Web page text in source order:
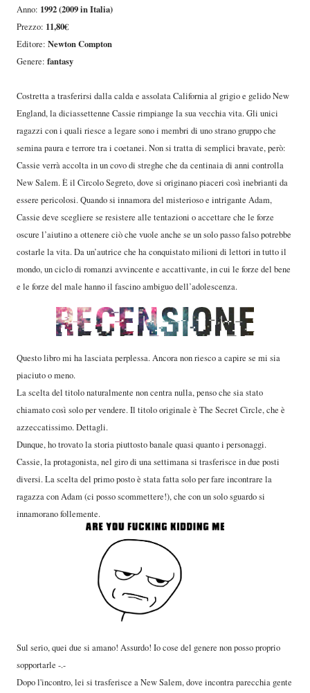
Anno: 1992 (2009 in Italia)
Prezzo: 11,80€
Editore: Newton Compton
Genere: fantasy
Costretta a trasferirsi dalla calda e assolata California al grigio e gelido New
England, la diciassettenne Cassie rimpiange la sua vecchia vita. Gli unici
ragazzi con i quali riesce a legare sono i membri di uno strano gruppo che
semina paura e terrore tra i coetanei. Non si tratta di semplici bravate, però:
Cassie verrà accolta in un covo di streghe che da centinaia di anni controlla
New Salem. È il Circolo Segreto, dove si originano piaceri così inebrianti da
essere pericolosi. Quando si innamora del misterioso e intrigante Adam,
Cassie deve scegliere se resistere alle tentazioni o accettare che le forze
oscure l’aiutino a ottenere ciò che vuole anche se un solo passo falso potrebbe
costarle la vita. Da un’autrice che ha conquistato milioni di lettori in tutto il
mondo, un ciclo di romanzi avvincente e accattivante, in cui le forze del bene
e le forze del male hanno il fascino ambiguo dell’adolescenza.
Questo libro mi ha lasciata perplessa. Ancora non riesco a capire se mi sia
piaciuto o meno.
La scelta del titolo naturalmente non centra nulla, penso che sia stato
chiamato così solo per vendere. Il titolo originale è The Secret Circle, che è
azzeccatissimo. Dettagli.
Dunque, ho trovato la storia piuttosto banale quasi quanto i personaggi.
Cassie, la protagonista, nel giro di una settimana si trasferisce in due posti
diversi. La scelta del primo posto è stata fatta solo per fare incontrare la
ragazza con Adam (ci posso scommettere!), che con un solo sguardo si
innamorano follemente.
Sul serio, quei due si amano! Assurdo! Io cose del genere non posso proprio
sopportarle -.-
Dopo l'incontro, lei si trasferisce a New Salem, dove incontra parecchia gente